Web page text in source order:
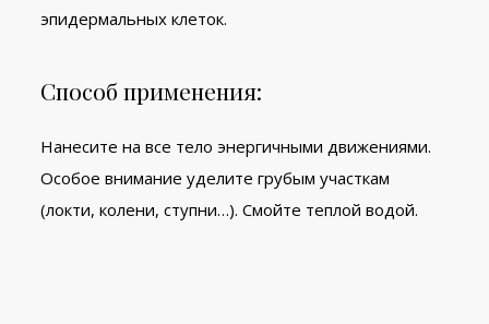
эпидермальных клеток.
Способ применения:
Нанесите на все тело энергичными движениями.
Особое внимание уделите грубым участкам
(локти, колени, ступни…). Смойте теплой водой.